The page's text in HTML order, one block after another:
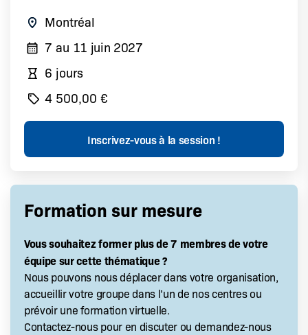
Montréal
7 au 11 juin 2027
6 jours
4 500,00 €
Formation sur mesure
Vous souhaitez former plus de 7 membres de votre
équipe sur cette thématique ?
Nous pouvons nous déplacer dans votre organisation,
accueillir votre groupe dans l’un de nos centres ou
prévoir une formation virtuelle.
Contactez-nous pour en discuter ou demandez-nous